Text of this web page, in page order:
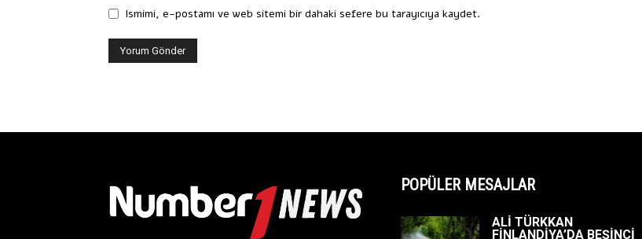
Ismimi, e-postamı ve web sitemi bir dahaki sefere bu tarayıcıya kaydet.
POPÜLER MESAJLAR
ALİ TÜRKKAN
FİNLANDİYA’DA BEŞİNCİ